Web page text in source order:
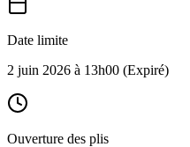
Date limite
2 juin 2026 à 13h00 (Expiré)
Ouverture des plis